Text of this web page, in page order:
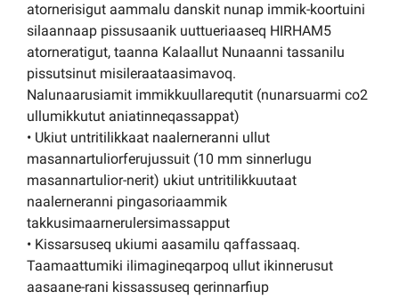
atornerisigut aammalu danskit nunap immik-koortuini
silaannaap pissusaanik uuttueriaaseq HIRHAM5
atorneratigut, taanna Kalaallut Nunaanni tassanilu
pissutsinut misileraataasimavoq.
Nalunaarusiamit immikkuullarequtit (nunarsuarmi co2
ullumikkutut aniatinneqassappat)
• Ukiut untritilikkaat naalerneranni ullut
masannartuliorferujussuit (10 mm sinnerlugu
masannartulior-nerit) ukiut untritilikkuutaat
naalerneranni pingasoriaammik
takkusimaarnerulersimassapput
• Kissarsuseq ukiumi aasamilu qaffassaaq.
Taamaattumiki ilimagineqarpoq ullut ikinnerusut
aasaane-rani kissassuseq qerinnarfiup